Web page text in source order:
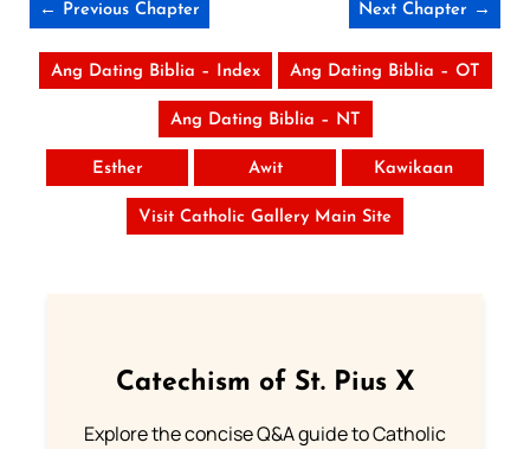
← Previous Chapter Next Chapter →
Ang Dating Biblia – Index Ang Dating Biblia – OT
Ang Dating Biblia – NT
Esther Awit Kawikaan
Visit Catholic Gallery Main Site
Catechism of St. Pius X
Explore the concise Q&A guide to Catholic